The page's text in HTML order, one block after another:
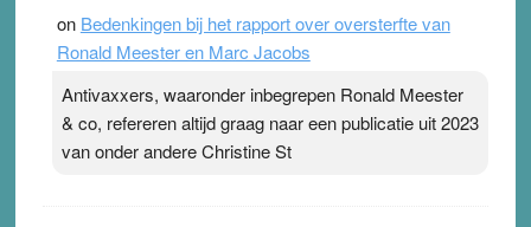
on Bedenkingen bij het rapport over oversterfte van
Ronald Meester en Marc Jacobs
Antivaxxers, waaronder inbegrepen Ronald Meester
& co, refereren altijd graag naar een publicatie uit 2023
van onder andere Christine St